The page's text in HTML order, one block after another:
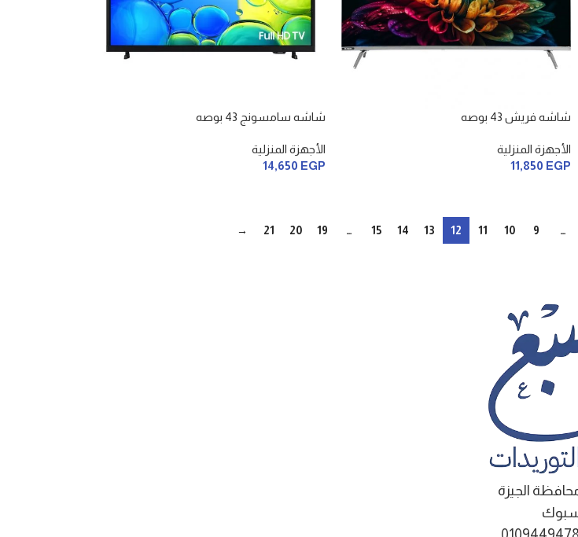
شاشه فريش 43 بوصه
الأجهزة المنزلية
11,850 EGP
شاشه سامسونج 43 بوصه
الأجهزة المنزلية
14,650 EGP
…
9
10
11
12
13
14
15
…
19
20
21
→
الجيزة